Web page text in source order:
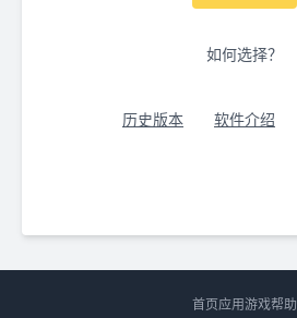
如何选择？
历史版本 软件介绍
首页应用游戏帮助